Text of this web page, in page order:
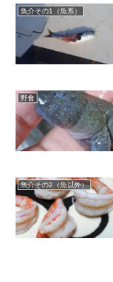
魚介その1（魚系）
野食
魚介その2（魚以外）